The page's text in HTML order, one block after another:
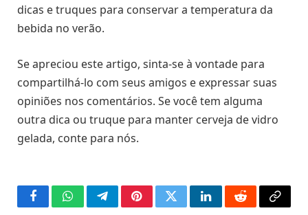
dicas e truques para conservar a temperatura da
bebida no verão.
Se apreciou este artigo, sinta-se à vontade para
compartilhá-lo com seus amigos e expressar suas
opiniões nos comentários. Se você tem alguma
outra dica ou truque para manter cerveja de vidro
gelada, conte para nós.
FacebookWhatsAppTelegramPinterestTwitterLinkedInRedditCopy